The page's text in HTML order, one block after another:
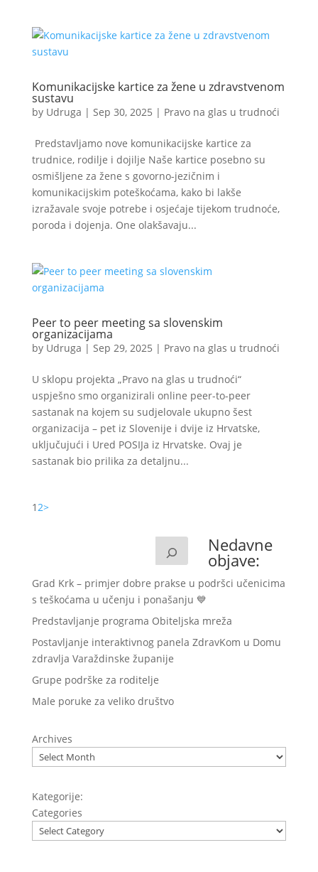
Komunikacijske kartice za žene u zdravstvenom
sustavu
by Udruga | Sep 30, 2025 | Pravo na glas u trudnoći
Predstavljamo nove komunikacijske kartice za
trudnice, rodilje i dojilje Naše kartice posebno su
osmišljene za žene s govorno-jezičnim i
komunikacijskim poteškoćama, kako bi lakše
izražavale svoje potrebe i osjećaje tijekom trudnoće,
poroda i dojenja. One olakšavaju...
Peer to peer meeting sa slovenskim
organizacijama
by Udruga | Sep 29, 2025 | Pravo na glas u trudnoći
U sklopu projekta „Pravo na glas u trudnoći“
uspješno smo organizirali online peer-to-peer
sastanak na kojem su sudjelovale ukupno šest
organizacija – pet iz Slovenije i dvije iz Hrvatske,
uključujući i Ured POSIJa iz Hrvatske. Ovaj je
sastanak bio prilika za detaljnu...
12>
Nedavne
objave:
Grad Krk – primjer dobre prakse u podršci učenicima
s teškoćama u učenju i ponašanju 💙
Predstavljanje programa Obiteljska mreža
Postavljanje interaktivnog panela ZdravKom u Domu
zdravlja Varaždinske županije
Grupe podrške za roditelje
Male poruke za veliko društvo
Archives
Kategorije:
Categories